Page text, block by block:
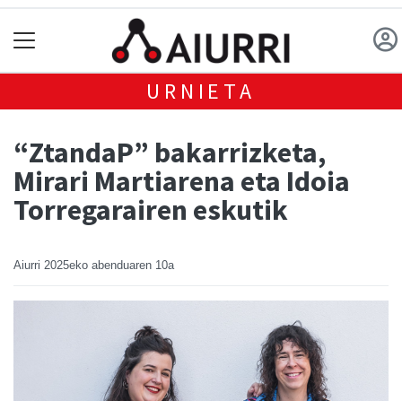
URNIETA
“ZtandaP” bakarrizketa,
Mirari Martiarena eta Idoia
Torregarairen eskutik
Aiurri 2025eko abenduaren 10a